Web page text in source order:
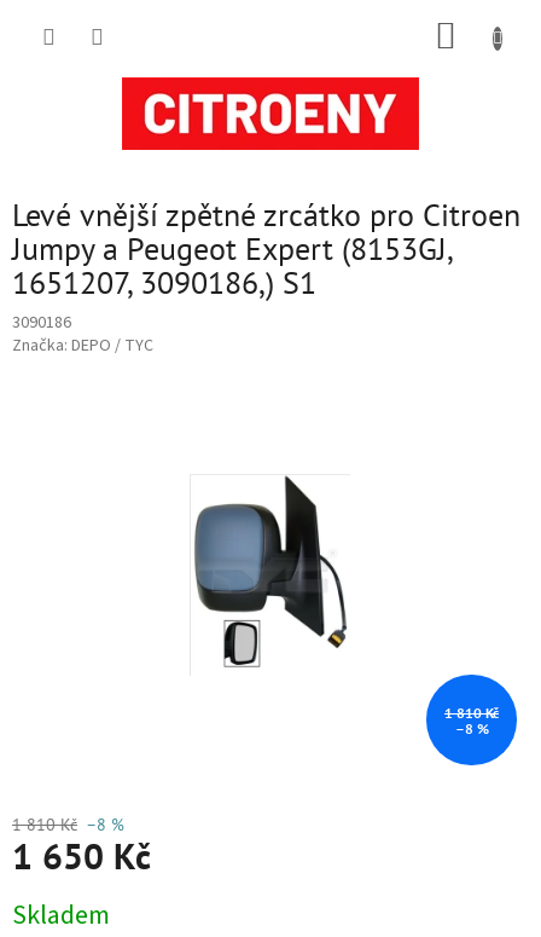
Levé vnější zpětné zrcátko pro Citroen
Jumpy a Peugeot Expert (8153GJ,
1651207, 3090186,) S1
3090186
Značka: DEPO / TYC
1 810 Kč
–8 %
1 810 Kč –8 %
1 650 Kč
cena:
Skladem